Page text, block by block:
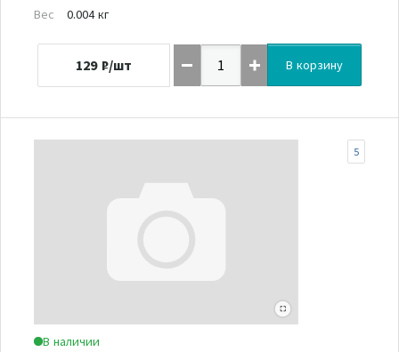
Вес
0.004 кг
129 ₽/шт В корзину
В наличии
5